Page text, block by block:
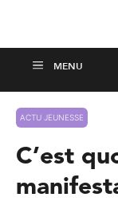
ACTU JEUNESSE
C’est